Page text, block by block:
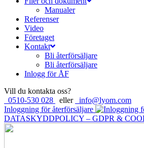
Manualer
Referenser
Video
Företaget
Kontakt
Bli återförsäljare
Bli återförsäljare
Inlogg för ÅF
Vill du kontakta oss?
0510-530 028
eller
info@lyom.com
Inloggning för återförsäljare
DATASKYDDPOLICY – GDPR &